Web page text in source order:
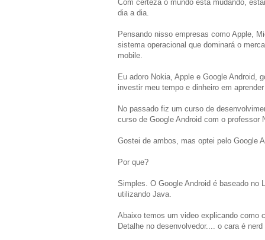
Com certeza o mundo está mudando,
dia a dia.
Pensando nisso empresas como Apple,
sistema operacional que dominará o
mobile.
Eu adoro Nokia, Apple e Google Android,
investir meu tempo e dinheiro em
No passado fiz um curso de
curso de Google Android com o professor
Gostei de ambos, mas optei pelo Google
Por que?
Simples. O Google Android é baseado
utilizando Java.
Abaixo temos um video explicando como
Detalhe no desenvolvedor.... o cara é